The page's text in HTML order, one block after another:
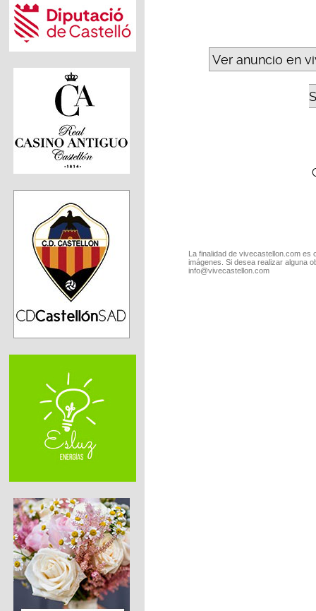
Ver anuncio en
La finalidad de vivecastellon.com
imágenes. Si desea realizar alguna
info@vivecastellon.com